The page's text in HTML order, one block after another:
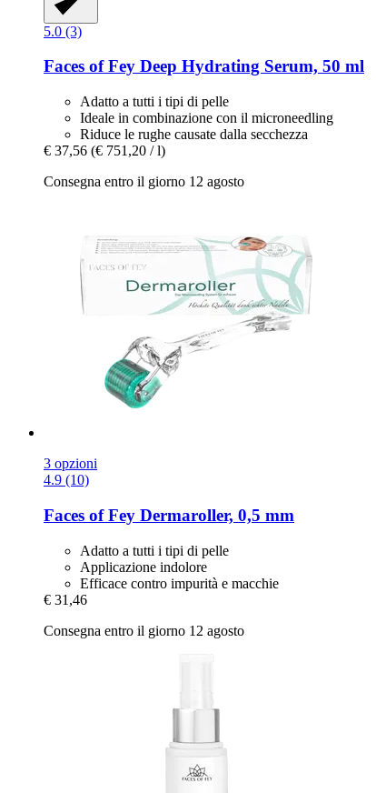
5.0 (3)
Faces of Fey Deep Hydrating Serum, 50 ml
Adatto a tutti i tipi di pelle
Ideale in combinazione con il microneedling
Riduce le rughe causate dalla secchezza
€ 37,56 (€ 751,20 / l)
Consegna entro il giorno 12 agosto
3 opzioni
4.9 (10)
Faces of Fey Dermaroller, 0,5 mm
Adatto a tutti i tipi di pelle
Applicazione indolore
Efficace contro impurità e macchie
€ 31,46
Consegna entro il giorno 12 agosto